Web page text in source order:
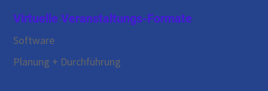
Virtuelle Veranstaltungs-Formate
Software
Planung + Durchführung